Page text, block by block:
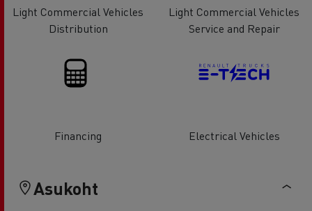
Light Commercial Vehicles
Distribution
Light Commercial Vehicles
Service and Repair
Financing Electrical Vehicles
Asukoht